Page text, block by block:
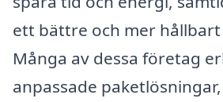
ett bättre och mer
Många av dessa företag
anpassade